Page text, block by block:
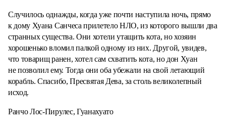
Случилось однажды, когда уже почти наступила ночь, прямо
к дому Хуана Санчеса прилетело НЛО, из которого вышли два
странных существа. Они хотели утащить кота, но хозяин
хорошенько вломил палкой одному из них. Другой, увидев,
что товарищ ранен, хотел сам схватить кота, но дон Хуан
не позволил ему. Тогда они оба убежали на свой летающий
корабль. Спасибо, Пресвятая Дева, за столь великолепный
исход.
Ранчо Лос-Пирулес, Гуанахуато